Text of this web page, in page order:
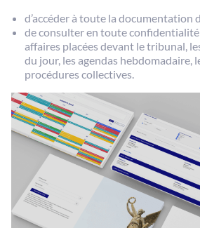
d’accéder à toute la documentation
de consulter en toute confidentialité
affaires placées devant le tribunal,
du jour, les agendas hebdomadaire,
procédures collectives.